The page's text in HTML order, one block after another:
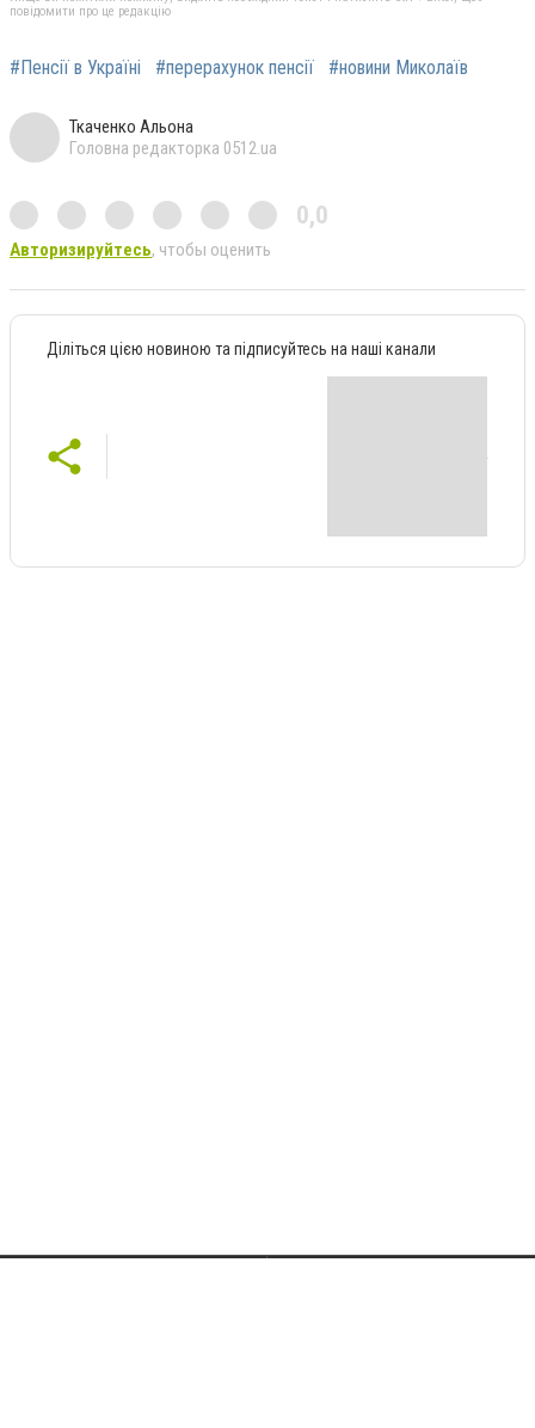
повідомити про це редакцію
#Пенсії в Україні #перерахунок пенсії #новини Миколаїв
Ткаченко Альона
Головна редакторка 0512.ua
0,0
Авторизируйтесь, чтобы оценить
Діліться цією новиною та підписуйтесь на наші канали